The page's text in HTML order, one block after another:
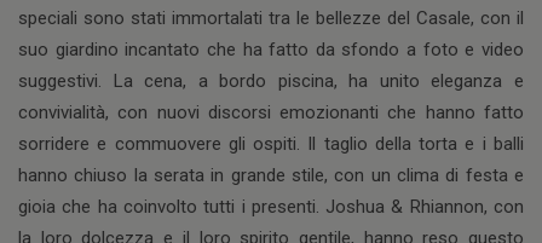
speciali sono stati immortalati tra le bellezze del Casale, con il
suo giardino incantato che ha fatto da sfondo a foto e video
suggestivi. La cena, a bordo piscina, ha unito eleganza e
convivialità, con nuovi discorsi emozionanti che hanno fatto
sorridere e commuovere gli ospiti. Il taglio della torta e i balli
hanno chiuso la serata in grande stile, con un clima di festa e
gioia che ha coinvolto tutti i presenti. Joshua & Rhiannon, con
la loro dolcezza e il loro spirito gentile, hanno reso questo